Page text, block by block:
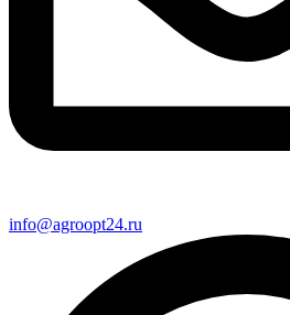
info@agroopt24.ru